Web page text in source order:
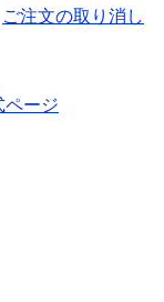
ご注文の取り消し
ページ